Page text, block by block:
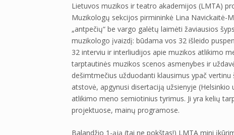
Lietuvos muzikos ir teatro akademijos (LMTA)
Muzikologų sekcijos pirmininkė Lina Navickaitė-
„antpečių“ be vargo galėtų laimėti žaviausios
muzikologo įvaizdį: būdama vos 32 išleido
32 interviu ir interliudijos apie muzikos atlikimo
tarptautinės muzikos scenos asmenybes ir
dešimtmečius užduodanti klausimus ypač
atstovė, apgynusi disertaciją užsienyje
atlikimo meno semiotinius tyrimus. Ji yra kelių
projektuose, mainų programose.
Balandžio 1-ąją (tai ne pokštas!) LMTA mini